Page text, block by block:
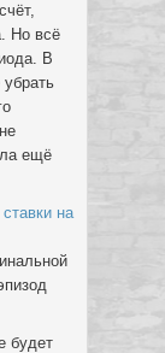
Но всё
В
ещё
ставки на
будет